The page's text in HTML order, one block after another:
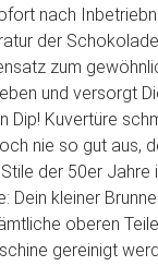
nach
der
zum
und versorgt
Dip! Kuvertüre
nie so gut aus,
der 50er Jahre
Dein kleiner
oberen
gereinigt